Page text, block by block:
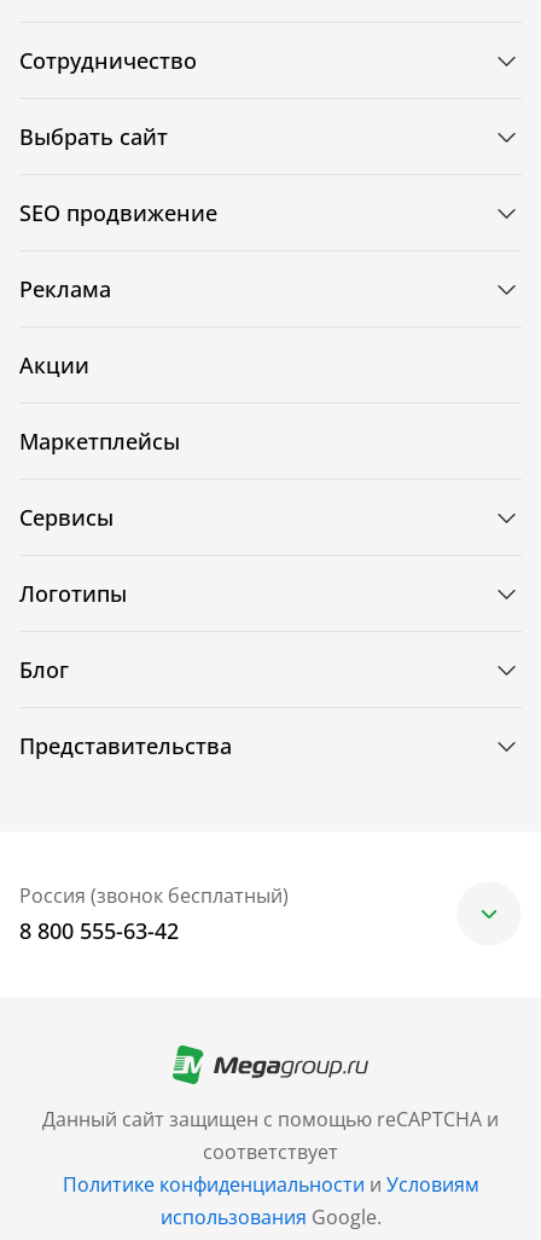
Данный сайт защищен с помощью reCAPTCHA и
соответствует
Политике конфиденциальности и Условиям
использования Google.
Сотрудничество
Выбрать сайт
SEO продвижение
Реклама
Акции
Маркетплейсы
Сервисы
Логотипы
Блог
Представительства
Россия (звонок бесплатный)
8 800 555-63-42
+7 (499) 705-30-10
Санкт-Петербург
+7 (812) 600-77-33
Барнаул
+7 (961) 999-93-93